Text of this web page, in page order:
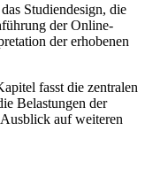
Studiendesign, die
der Online-
der erhobenen
fasst die zentralen
Belastungen der
auf weiteren